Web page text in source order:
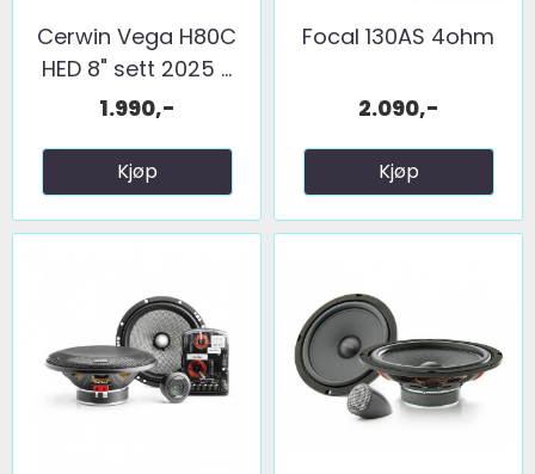
Cerwin Vega H80C
HED 8" sett 2025 ...
1.990,-
Kjøp
Focal 130AS 4ohm
2.090,-
Kjøp